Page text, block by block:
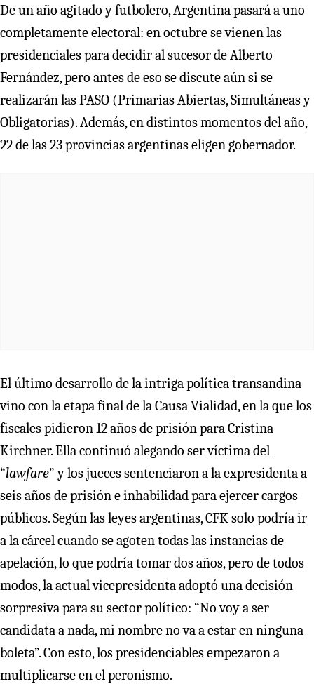
De un año agitado y futbolero, Argentina pasará a uno
completamente electoral: en octubre se vienen las
presidenciales para decidir al sucesor de Alberto
Fernández, pero antes de eso se discute aún si se
realizarán las PASO (Primarias Abiertas, Simultáneas y
Obligatorias). Además, en distintos momentos del año,
22 de las 23 provincias argentinas eligen gobernador.
El último desarrollo de la intriga política transandina
vino con la etapa final de la Causa Vialidad, en la que los
fiscales pidieron 12 años de prisión para Cristina
Kirchner. Ella continuó alegando ser víctima del
“lawfare” y los jueces sentenciaron a la expresidenta a
seis años de prisión e inhabilidad para ejercer cargos
públicos. Según las leyes argentinas, CFK solo podría ir
a la cárcel cuando se agoten todas las instancias de
apelación, lo que podría tomar dos años, pero de todos
modos, la actual vicepresidenta adoptó una decisión
sorpresiva para su sector político: “No voy a ser
candidata a nada, mi nombre no va a estar en ninguna
boleta”. Con esto, los presidenciables empezaron a
multiplicarse en el peronismo.